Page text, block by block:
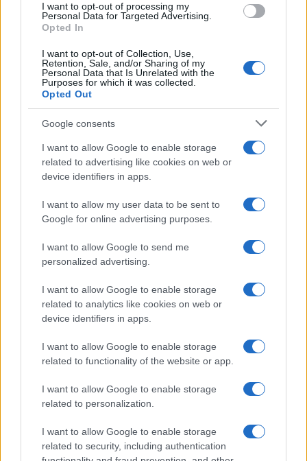
I want to opt-out of processing my
Personal Data for Targeted Advertising.
Opted In
I want to opt-out of Collection, Use,
Retention, Sale, and/or Sharing of my
Personal Data that Is Unrelated with the
Purposes for which it was collected.
Opted Out
Google consents
I want to allow Google to enable storage
related to advertising like cookies on web or
device identifiers in apps.
I want to allow my user data to be sent to
Google for online advertising purposes.
I want to allow Google to send me
personalized advertising.
I want to allow Google to enable storage
related to analytics like cookies on web or
device identifiers in apps.
I want to allow Google to enable storage
related to functionality of the website or app.
I want to allow Google to enable storage
related to personalization.
I want to allow Google to enable storage
related to security, including authentication
Η Chery επενδύει 75 εκατ.
δολάρια στην KG Mobility
Ατρόμητος και Novibet
συνεχίζουν μαζί: Ανανέωση
της συνεργασίας τους μέχρι
το 2028
18η συνεχόμενη χρονιά για τον ΟΤΕ στη διεθνή σειρά
δεικτών FTSE4Good
Alpha Bank: Για πρώτη φορά το Αρχαίο Θέατρο Επιδαύρου
άνοιξε τις πύλες του σε όλους
Ηλεκτρικά σάρωθρα
Νικ. Ι. Θεοχαράκης Α.Ε.